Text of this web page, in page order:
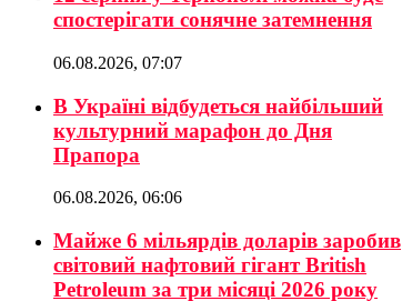
спостерігати сонячне затемнення
06.08.2026, 07:07
В Україні відбудеться найбільший
культурний марафон до Дня
Прапора
06.08.2026, 06:06
Майже 6 мільярдів доларів заробив
світовий нафтовий гігант British
Petroleum за три місяці 2026 року